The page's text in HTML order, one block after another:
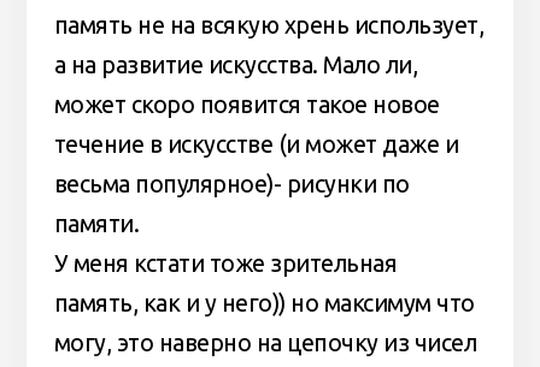
память не на всякую хрень использует,
а на развитие искусства. Мало ли,
может скоро появится такое новое
течение в искусстве (и может даже и
весьма популярное)- рисунки по
памяти.
У меня кстати тоже зрительная
память, как и у него)) но максимум что
могу, это наверно на цепочку из чисел